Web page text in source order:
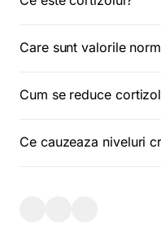
Care sunt valorile
Cum se reduce
Ce cauzeaza niveluri